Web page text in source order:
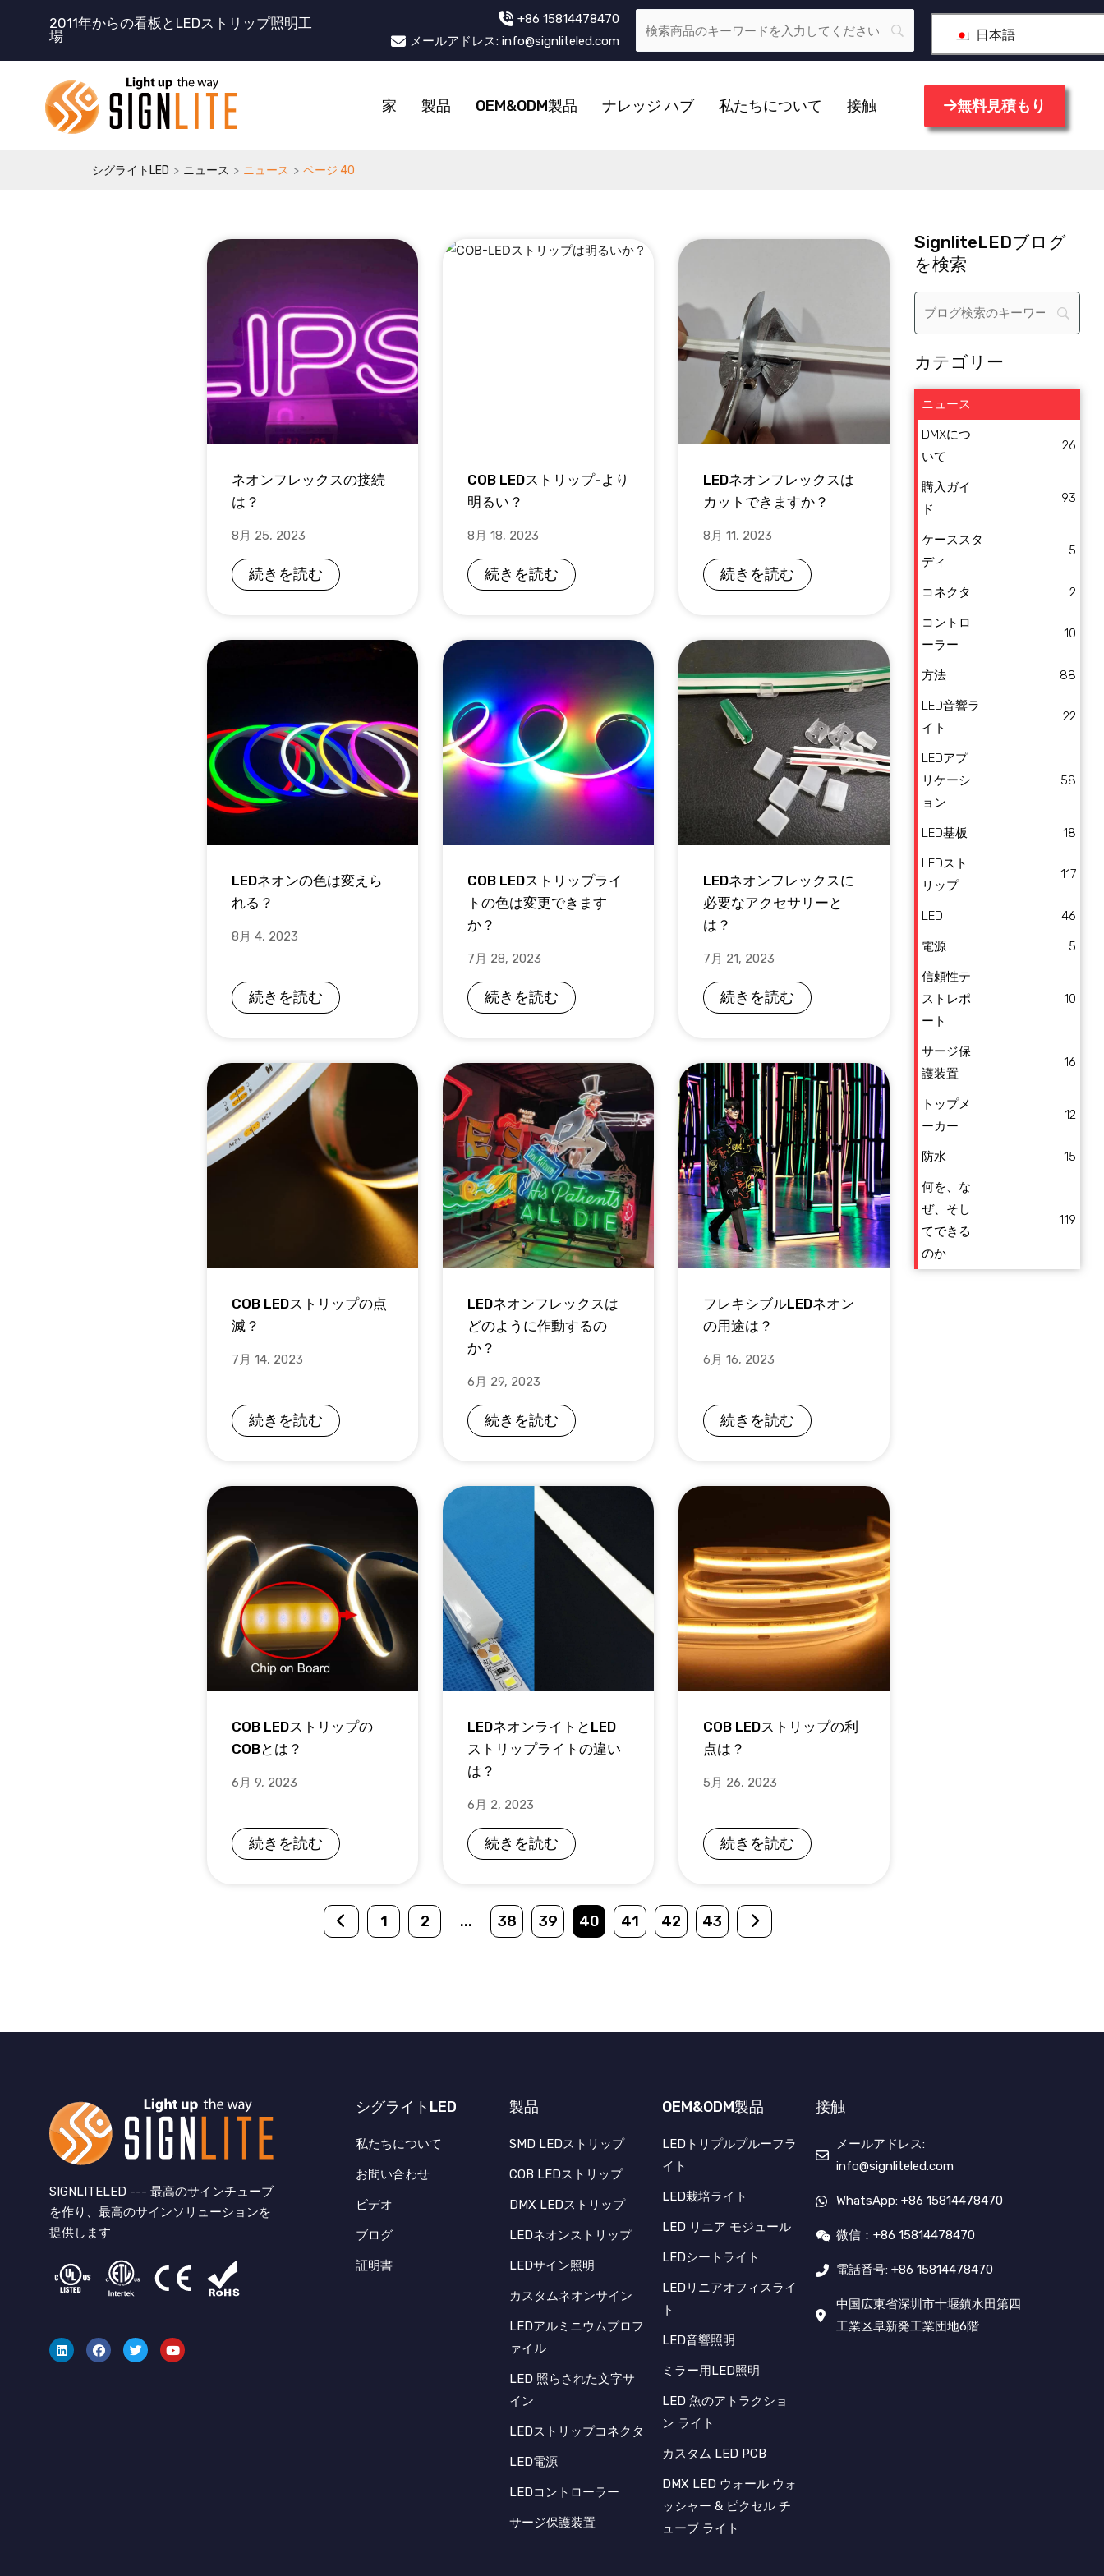
2011年からの看板とLEDストリップ照明工
場
+86 15814478470
メールアドレス: info@signliteled.com
日本語
家 製品 OEM&ODM製品 ナレッジ ハブ 私たちについて 接触 無料見積もり
シグライトLED > ニュース > ニュース > ページ 40
ネオンフレックスの接続
は？
8月 25, 2023
続きを読む
COB LEDストリップ-より
明るい？
8月 18, 2023
続きを読む
LEDネオンフレックスは
カットできますか？
8月 11, 2023
続きを読む
LEDネオンの色は変えら
れる？
8月 4, 2023
続きを読む
COB LEDストリップライ
トの色は変更できます
か？
7月 28, 2023
続きを読む
LEDネオンフレックスに
必要なアクセサリーと
は？
7月 21, 2023
続きを読む
COB LEDストリップの点
滅？
7月 14, 2023
続きを読む
LEDネオンフレックスは
どのように作動するの
か？
6月 29, 2023
続きを読む
フレキシブルLEDネオン
の用途は？
6月 16, 2023
続きを読む
COB LEDストリップの
COBとは？
6月 9, 2023
続きを読む
LEDネオンライトとLED
ストリップライトの違い
は？
6月 2, 2023
続きを読む
COB LEDストリップの利
点は？
5月 26, 2023
続きを読む
1 2 ... 38 39 40 41 42 43
SignliteLEDブログ
を検索
カテゴリー
ニュース
DMXにつ
いて
26
購入ガイ
ド
93
ケーススタ
ディ
5
コネクタ 2
コントロ
ーラー
10
方法 88
LED音響ラ
イト
22
LEDアプ
リケーシ
ョン
58
LED基板 18
LEDスト
リップ
117
LED 46
電源 5
信頼性テ
ストレポ
ート
10
サージ保
護装置
16
トップメ
ーカー
12
防水 15
何を、な
ぜ、そし
てできる
のか
119
SIGNLITELED --- 最高のサインチューブ
を作り、最高のサインソリューションを
提供します
ク
ト
イ
イ
ス
ブ
ッ
タ
ー
チ
ュ
ー
シグライトLED
私たちについて
お問い合わせ
ビデオ
ブログ
証明書
製品
SMD LEDストリップ
COB LEDストリップ
DMX LEDストリップ
LEDネオンストリップ
LEDサイン照明
カスタムネオンサイン
LEDアルミニウムプロフ
ァイル
LED 照らされた文字サ
イン
LEDストリップコネクタ
LED電源
LEDコントローラー
サージ保護装置
OEM&ODM製品
LEDトリプルプルーフラ
イト
LED栽培ライト
LED リニア モジュール
LEDシートライト
LEDリニアオフィスライ
ト
LED音響照明
ミラー用LED照明
LED 魚のアトラクショ
ン ライト
カスタム LED PCB
DMX LED ウォール ウォ
ッシャー & ピクセル チ
ューブ ライト
接触
メールアドレス:
info@signliteled.com
WhatsApp: +86 15814478470
微信：+86 15814478470
電話番号: +86 15814478470
中国広東省深圳市十堰鎮水田第四
工業区阜新発工業団地6階